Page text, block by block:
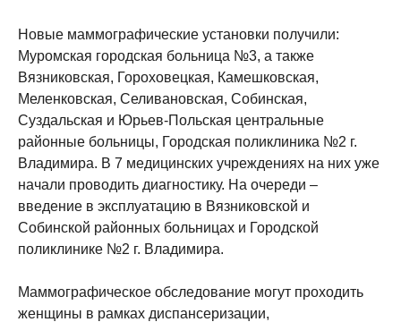
Новые маммографические установки получили:
Муромская городская больница №3, а также
Вязниковская, Гороховецкая, Камешковская,
Меленковская, Селивановская, Собинская,
Суздальская и Юрьев-Польская центральные
районные больницы, Городская поликлиника №2 г.
Владимира. В 7 медицинских учреждениях на них уже
начали проводить диагностику. На очереди –
введение в эксплуатацию в Вязниковской и
Собинской районных больницах и Городской
поликлинике №2 г. Владимира.
Маммографическое обследование могут проходить
женщины в рамках диспансеризации,